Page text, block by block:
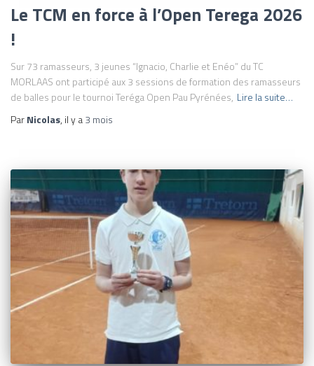
Le TCM en force à l’Open Terega 2026
!
Sur 73 ramasseurs, 3 jeunes “Ignacio, Charlie et Enéo” du TC
MORLAAS ont participé aux 3 sessions de formation des ramasseurs
de balles pour le tournoi Teréga Open Pau Pyrénées, Lire la suite…
ParNicolas, il y a3 mois